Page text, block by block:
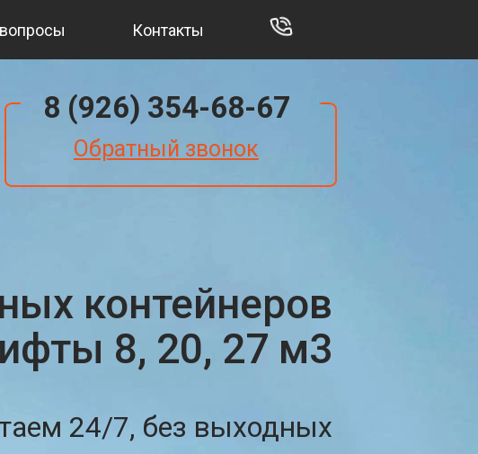
Контакты
8 (926) 354-68-67
Обратный звонок
контейнеров
8, 20, 27 м3
24/7, без выходных